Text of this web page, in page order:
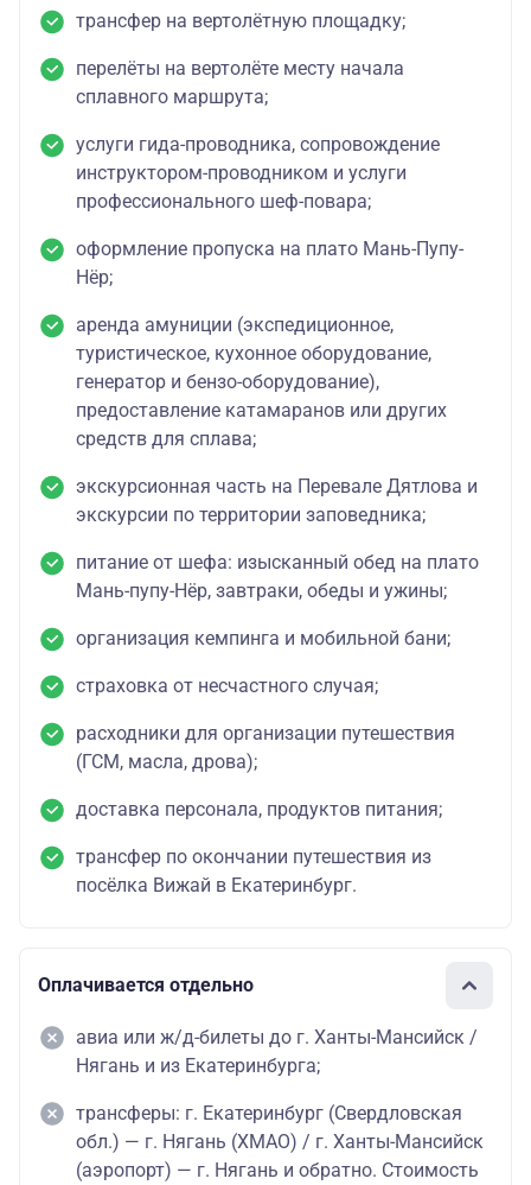
трансфер на вертолётную площадку;
перелёты на вертолёте месту начала
сплавного маршрута;
услуги гида-проводника, сопровождение
инструктором-проводником и услуги
профессионального шеф-повара;
оформление пропуска на плато Мань-Пупу-
Нёр;
аренда амуниции (экспедиционное,
туристическое, кухонное оборудование,
генератор и бензо-оборудование),
предоставление катамаранов или других
средств для сплава;
экскурсионная часть на Перевале Дятлова и
экскурсии по территории заповедника;
питание от шефа: изысканный обед на плато
Мань-пупу-Нёр, завтраки, обеды и ужины;
организация кемпинга и мобильной бани;
страховка от несчастного случая;
расходники для организации путешествия
(ГСМ, масла, дрова);
доставка персонала, продуктов питания;
трансфер по окончании путешествия из
посёлка Вижай в Екатеринбург.
Оплачивается отдельно
авиа или ж/д-билеты до г. Ханты-Мансийск /
Нягань и из Екатеринбурга;
трансферы: г. Екатеринбург (Свердловская
обл.) — г. Нягань (ХМАО) / г. Ханты-Мансийск
(аэропорт) — г. Нягань и обратно. Стоимость